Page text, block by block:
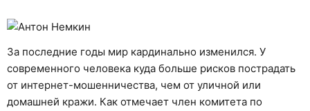
Рассказать новость
За последние годы мир кардинально изменился. У
современного человека куда больше рисков пострадать
от интернет-мошенничества, чем от уличной или
домашней кражи. Как отмечает член комитета по